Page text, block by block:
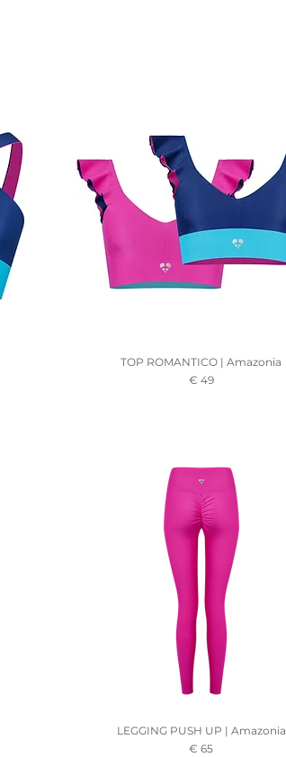
TOP ROMANTICO | Amazonia
Prezzo
€ 49
LEGGING PUSH UP | Amazonia
Prezzo
€ 65